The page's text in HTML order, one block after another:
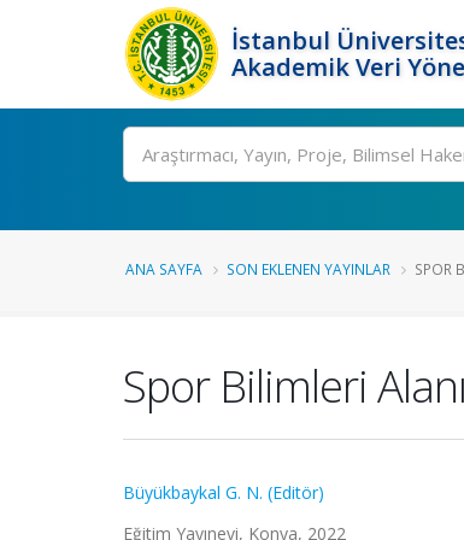
İstanbul
Akademik Veri
Ara
ANA SAYFA SON EKLENEN YAYINLAR SPOR
Spor Bilimleri
Büyükbaykal G. N. (Editör)
Eğitim Yayınevi, Konya, 2022